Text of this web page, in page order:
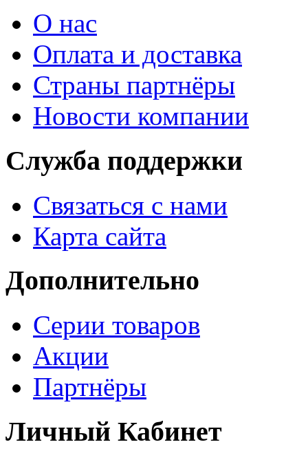
О нас
Оплата и доставка
Страны партнёры
Новости компании
Служба поддержки
Связаться с нами
Карта сайта
Дополнительно
Серии товаров
Акции
Партнёры
Личный Кабинет